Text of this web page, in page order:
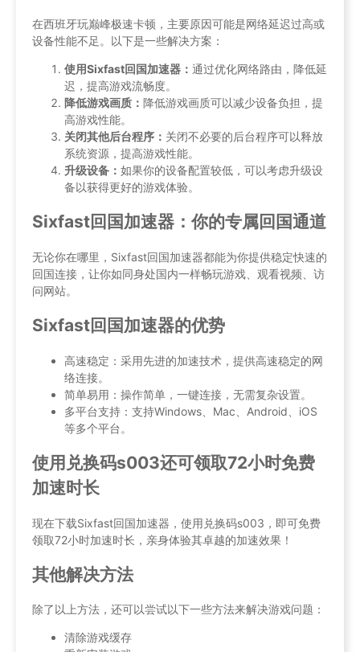
在西班牙玩巅峰极速卡顿，主要原因可能是网络延迟过高或
设备性能不足。以下是一些解决方案：
使用Sixfast回国加速器： 通过优化网络路由，降低延
迟，提高游戏流畅度。
降低游戏画质： 降低游戏画质可以减少设备负担，提
高游戏性能。
关闭其他后台程序： 关闭不必要的后台程序可以释放
系统资源，提高游戏性能。
升级设备： 如果你的设备配置较低，可以考虑升级设
备以获得更好的游戏体验。
Sixfast回国加速器：你的专属回国通道
无论你在哪里，Sixfast回国加速器都能为你提供稳定快速的
回国连接，让你如同身处国内一样畅玩游戏、观看视频、访
问网站。
Sixfast回国加速器的优势
高速稳定：采用先进的加速技术，提供高速稳定的网
络连接。
简单易用：操作简单，一键连接，无需复杂设置。
多平台支持：支持Windows、Mac、Android、iOS
等多个平台。
使用兑换码s003还可领取72小时免费
加速时长
现在下载Sixfast回国加速器，使用兑换码s003，即可免费
领取72小时加速时长，亲身体验其卓越的加速效果！
其他解决方法
除了以上方法，还可以尝试以下一些方法来解决游戏问题：
清除游戏缓存